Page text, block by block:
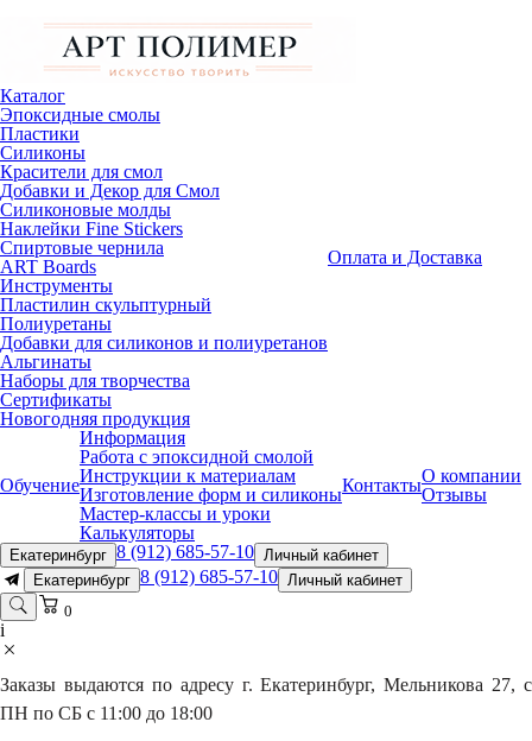
Каталог
Эпоксидные смолы
Пластики
Силиконы
Красители для смол
Добавки и Декор для Смол
Силиконовые молды
Наклейки Fine Stickers
Спиртовые чернила
ART Boards
Инструменты
Пластилин скульптурный
Полиуретаны
Добавки для силиконов и полиуретанов
Альгинаты
Наборы для творчества
Сертификаты
Новогодняя продукция
Оплата и Доставка
Обучение
Информация
Работа с эпоксидной смолой
Инструкции к материалам
Изготовление форм и силиконы
Мастер-классы и уроки
Калькуляторы
КонтактыО компании
Отзывы
Екатеринбург 8 (912) 685-57-10 Личный кабинет
Екатеринбург 8 (912) 685-57-10 Личный кабинет
0
i
Заказы выдаются по адресу г. Екатеринбург, Мельникова 27, с
ПН по СБ с 11:00 до 18:00